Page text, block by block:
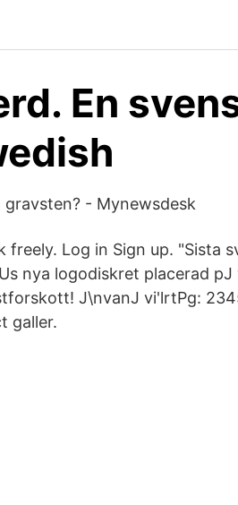
En
gravsten? - Mynewsdesk
freely. Log in Sign up. "Sista
nya logodiskret placerad
J\nvanJ vi'lrtPg:
galler.